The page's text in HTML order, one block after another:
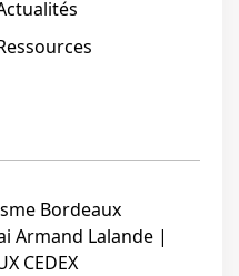
Bordeaux
Armand Lalande |
CEDEX